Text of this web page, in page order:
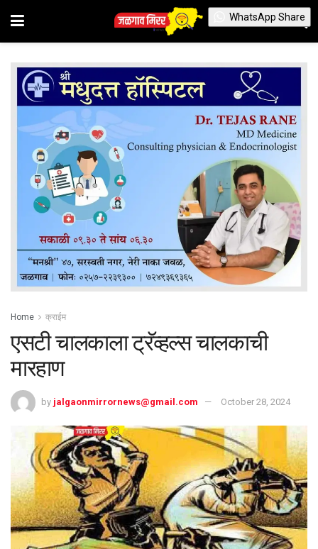
Home क्राईम
एसटी चालकाला ट्रॅव्हल्स चालकाची
मारहाण
by jalgaonmirrornews@gmail.com October 28, 2024
WhatsApp Share